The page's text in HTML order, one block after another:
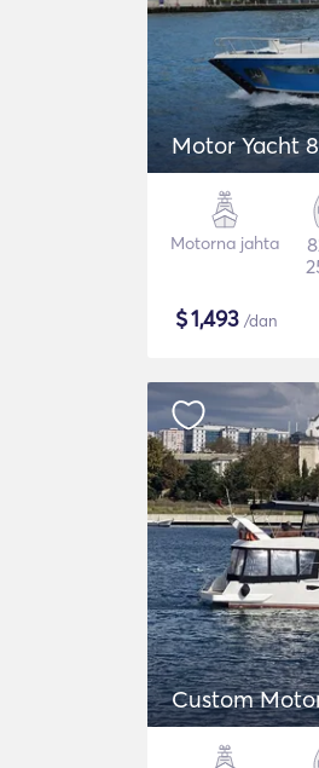
Motor Yacht
Motorna jahta
$1,493 /dan
Custom